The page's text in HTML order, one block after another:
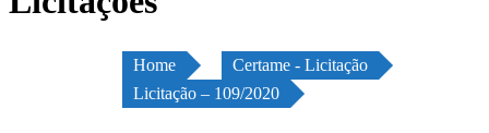
Home
Certame - Licitação
Licitação – 109/2020